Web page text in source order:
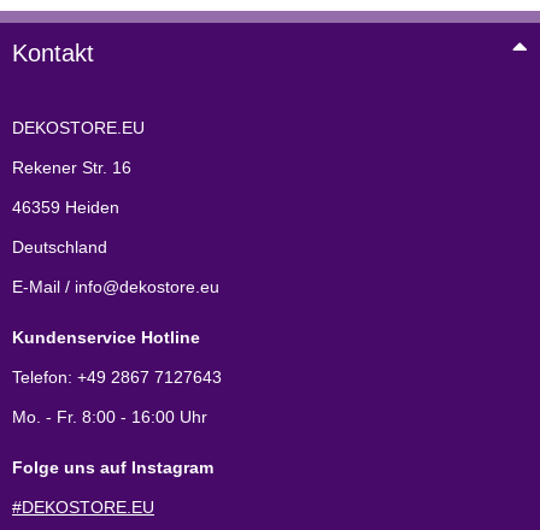
Kontakt
DEKOSTORE.EU
Rekener Str. 16
46359 Heiden
Deutschland
E-Mail / info@dekostore.eu
Kundenservice Hotline
Telefon: +49 2867 7127643
Mo. - Fr. 8:00 - 16:00 Uhr
Folge uns auf Instagram
#DEKOSTORE.EU